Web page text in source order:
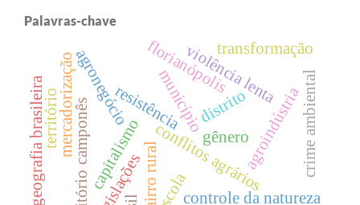
Palavras-chave
municípiodistrito
bairro ruralescola
resistência
conflitos agrários
agronegócio
mercadorização
controle da natureza
capitalismo
território camponês
violência lenta
agroindústriacrime ambiental
território gênero
geografia brasileira legislações
florianópolistransformação